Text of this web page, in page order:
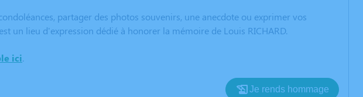
partager des photos souvenirs, une anecdote ou exprimer vos
un lieu d'expression dédié à honorer la mémoire de Louis RICHARD.
ici.
Je rends hommage